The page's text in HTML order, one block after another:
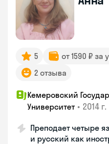
5 от 1590 ₽ за
2 отзыва
Кемеровский
Университет • 2014 г.
Преподает четыре
и русский как